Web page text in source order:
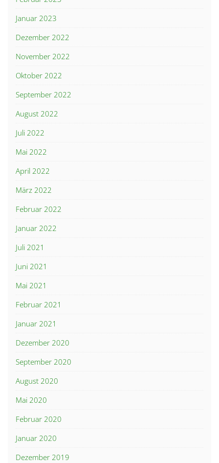
Januar 2023
Dezember 2022
November 2022
Oktober 2022
September 2022
August 2022
Juli 2022
Mai 2022
April 2022
März 2022
Februar 2022
Januar 2022
Juli 2021
Juni 2021
Mai 2021
Februar 2021
Januar 2021
Dezember 2020
September 2020
August 2020
Mai 2020
Februar 2020
Januar 2020
Dezember 2019